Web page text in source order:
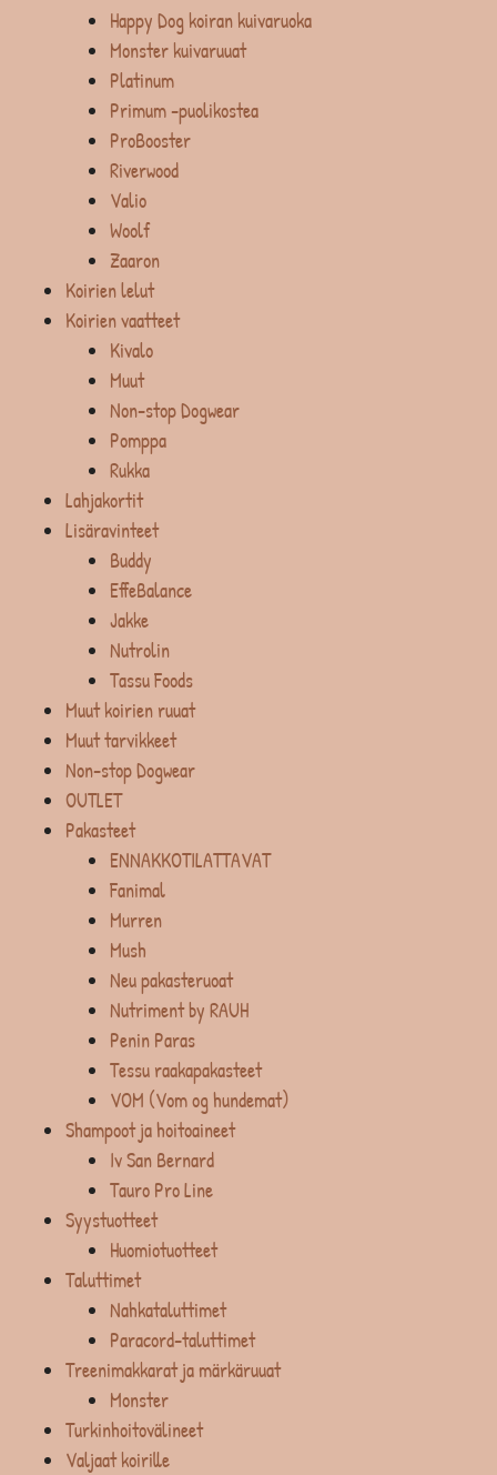
Happy Dog koiran kuivaruoka
Monster kuivaruuat
Platinum
Primum -puolikostea
ProBooster
Riverwood
Valio
Woolf
Zaaron
Koirien lelut
Koirien vaatteet
Kivalo
Muut
Non-stop Dogwear
Pomppa
Rukka
Lahjakortit
Lisäravinteet
Buddy
EffeBalance
Jakke
Nutrolin
Tassu Foods
Muut koirien ruuat
Muut tarvikkeet
Non-stop Dogwear
OUTLET
Pakasteet
ENNAKKOTILATTAVAT
Fanimal
Murren
Mush
Neu pakasteruoat
Nutriment by RAUH
Penin Paras
Tessu raakapakasteet
VOM (Vom og hundemat)
Shampoot ja hoitoaineet
Iv San Bernard
Tauro Pro Line
Syystuotteet
Huomiotuotteet
Taluttimet
Nahkataluttimet
Paracord-taluttimet
Treenimakkarat ja märkäruuat
Monster
Turkinhoitovälineet
Valjaat koirille